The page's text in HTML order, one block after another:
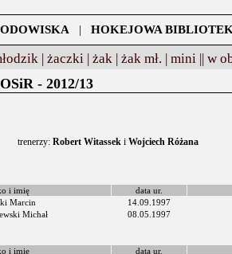
| HOKEJOWA
| żaczki | żak | żak mł. | mini || w
- 2012/13
trenerzy: Robert Witassek i Wojciech Różana
i imię data ur.
Marcin
14.09.1997
Michał 08.05.1997
i imię data ur.